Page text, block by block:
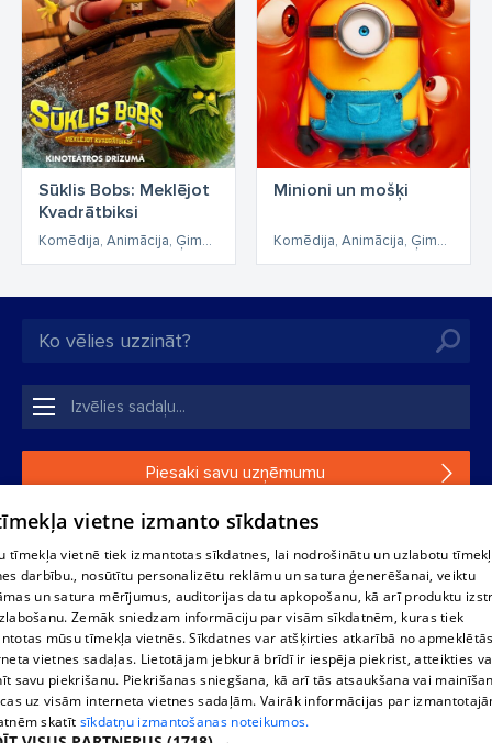
Sūklis Bobs: Meklējot
Kvadrātbiksi
Komēdija, Animācija, Ģimenes, Fantāzija, Piedzīvojumi
Minioni un mošķi
Komēdija, Animācija, Ģimenes, Piedzīvojumi
Piesaki savu uzņēmumu
Ja tavs uzņēmums nav mūsu datubāzē, aizpildi vienkāršu
1188 datu bāzes, tās daļas vai datu bāzē iekļautās informācijas,
vai informācijas daļas pavairošana vai izplatīšana jebkādā formā
stingri aizliegta. Tāpat arī ir aizliegta lejupielāde automātiskā
režīmā. Jebkura 1188 web lapā publicētā materiāla
pārpublicēšana ir kategoriski aizliegta bez 1188 web lapas
redakcijas atļaujas.
vietne izmanto sīkdatnes
tīmekļa vietnē tiek izmantotas sīkdatnes, lai nodrošinātu un uzlabotu
darbību., nosūtītu personalizētu reklāmu un satura ģenerēšanai, veiktu
un satura mērījumus, auditorijas datu apkopošanu, kā arī produktu
Zemāk sniedzam informāciju par visām sīkdatnēm, kuras tiek
mūsu tīmekļa vietnēs. Sīkdatnes var atšķirties atkarībā no
vietnes sadaļas. Lietotājam jebkurā brīdī ir iespēja piekrist, atteikties
savu piekrišanu. Piekrišanas sniegšana, kā arī tās atsaukšana vai
uz visām interneta vietnes sadaļām. Vairāk informācijas par
skatīt sīkdatņu izmantošanas noteikumos.